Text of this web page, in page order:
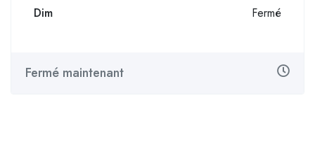
Dim Fermé
Fermé maintenant